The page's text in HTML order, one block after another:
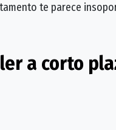
te parece
a corto